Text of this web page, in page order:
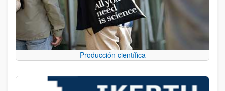
Producción científica